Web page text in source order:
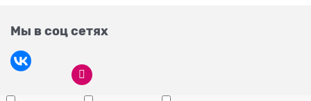
Мы в соц сетях